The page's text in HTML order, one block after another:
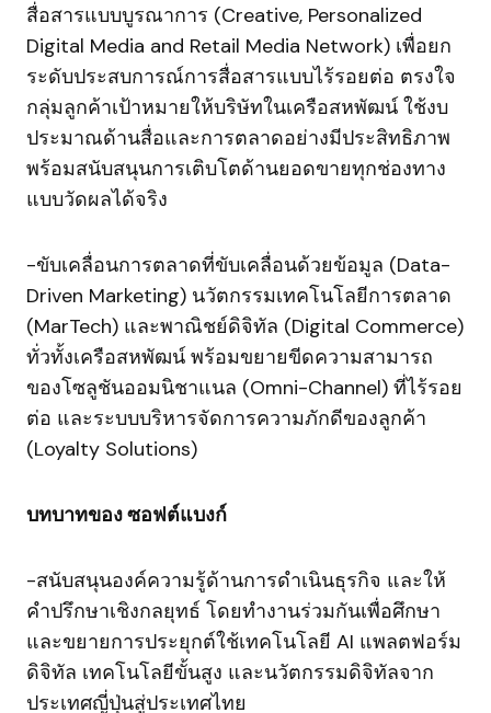
สื่อสารแบบบูรณาการ (Creative, Personalized
Digital Media and Retail Media Network) เพื่อยก
ระดับประสบการณ์การสื่อสารแบบไร้รอยต่อ ตรงใจ
กลุ่มลูกค้าเป้าหมายให้บริษัทในเครือสหพัฒน์ ใช้งบ
ประมาณด้านสื่อและการตลาดอย่างมีประสิทธิภาพ
พร้อมสนับสนุนการเติบโตด้านยอดขายทุกช่องทาง
แบบวัดผลได้จริง
-ขับเคลื่อนการตลาดที่ขับเคลื่อนด้วยข้อมูล (Data-
Driven Marketing) นวัตกรรมเทคโนโลยีการตลาด
(MarTech) และพาณิชย์ดิจิทัล (Digital Commerce)
ทั่วทั้งเครือสหพัฒน์ พร้อมขยายขีดความสามารถ
ของโซลูชันออมนิชาแนล (Omni-Channel) ที่ไร้รอย
ต่อ และระบบบริหารจัดการความภักดีของลูกค้า
(Loyalty Solutions)
บทบาทของ ซอฟต์แบงก์
-สนับสนุนองค์ความรู้ด้านการดำเนินธุรกิจ และให้
คำปรึกษาเชิงกลยุทธ์ โดยทำงานร่วมกันเพื่อศึกษา
และขยายการประยุกต์ใช้เทคโนโลยี AI แพลตฟอร์ม
ดิจิทัล เทคโนโลยีขั้นสูง และนวัตกรรมดิจิทัลจาก
ประเทศญี่ปุ่นสู่ประเทศไทย